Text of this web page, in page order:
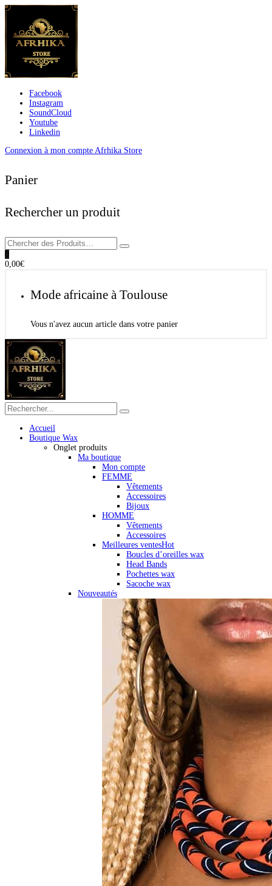
Facebook
Instagram
SoundCloud
Youtube
Linkedin
Connexion à mon compte Afrhika Store
Panier
Rechercher un produit
0,00€
Mode africaine à Toulouse
Vous n'avez aucun article dans votre panier
Accueil
Boutique Wax
Onglet produits
Ma boutique
Mon compte
FEMME
Vêtements
Accessoires
Bijoux
HOMME
Vêtements
Accessoires
Meilleures ventesHot
Boucles d’oreilles wax
Head Bands
Pochettes wax
Sacoche wax
Nouveautés